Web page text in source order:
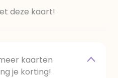
deze kaart!
kaarten
je korting!